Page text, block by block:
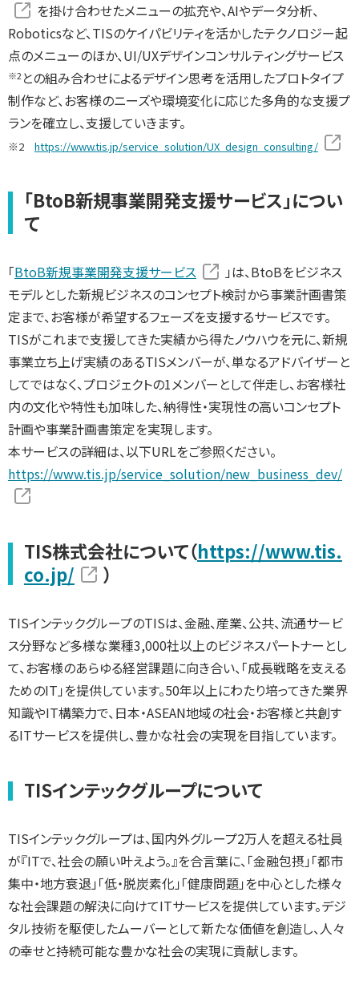
を掛け合わせたメニューの拡充や、AIやデータ分析、
Roboticsなど、TISのケイパビリティを活かしたテクノロジー起
点のメニューのほか、UI/UXデザインコンサルティングサービス
※2との組み合わせによるデザイン思考を活用したプロトタイプ
制作など、お客様のニーズや環境変化に応じた多角的な支援プ
ランを確立し、支援していきます。
※2 https://www.tis.jp/service_solution/UX_design_consulting/
「BtoB新規事業開発支援サービス」につい
て
「BtoB新規事業開発支援サービス
」は、BtoBをビジネス
モデルとした新規ビジネスのコンセプト検討から事業計画書策
定まで、お客様が希望するフェーズを支援するサービスです。
TISがこれまで支援してきた実績から得たノウハウを元に、新規
事業立ち上げ実績のあるTISメンバーが、単なるアドバイザーと
してではなく、プロジェクトの1メンバーとして伴走し、お客様社
内の文化や特性も加味した、納得性・実現性の高いコンセプト
計画や事業計画書策定を実現します。
本サービスの詳細は、以下URLをご参照ください。
https://www.tis.jp/service_solution/new_business_dev/
TIS株式会社について（https://www.tis.
co.jp/
）
TISインテックグループのTISは、金融、産業、公共、流通サービ
ス分野など多様な業種3,000社以上のビジネスパートナーとし
て、お客様のあらゆる経営課題に向き合い、「成長戦略を支える
ためのIT」を提供しています。50年以上にわたり培ってきた業界
知識やIT構築力で、日本・ASEAN地域の社会・お客様と共創す
るITサービスを提供し、豊かな社会の実現を目指しています。
TISインテックグループについて
TISインテックグループは、国内外グループ2万人を超える社員
が『ITで、社会の願い叶えよう。』を合言葉に、「金融包摂」「都市
集中・地方衰退」「低・脱炭素化」「健康問題」を中心とした様々
な社会課題の解決に向けてITサービスを提供しています。デジ
タル技術を駆使したムーバーとして新たな価値を創造し、人々
の幸せと持続可能な豊かな社会の実現に貢献します。